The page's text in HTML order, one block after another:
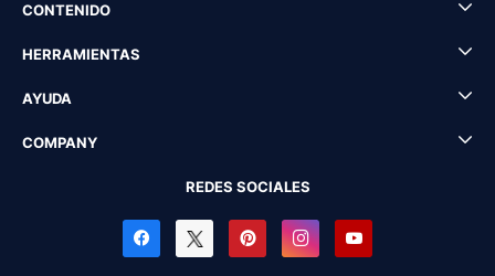
CONTENIDO
HERRAMIENTAS
AYUDA
COMPANY
REDES SOCIALES